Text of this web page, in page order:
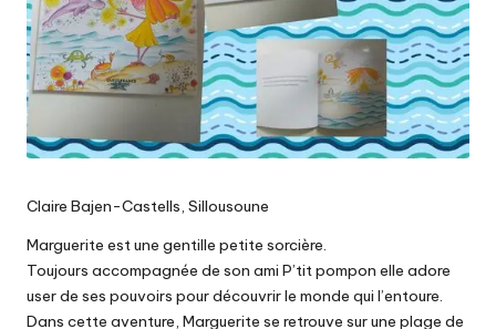
Claire Bajen-Castells, Sillousoune
Marguerite est une gentille petite sorcière.
Toujours accompagnée de son ami P’tit pompon elle adore
user de ses pouvoirs pour découvrir le monde qui l’entoure.
Dans cette aventure, Marguerite se retrouve sur une plage de